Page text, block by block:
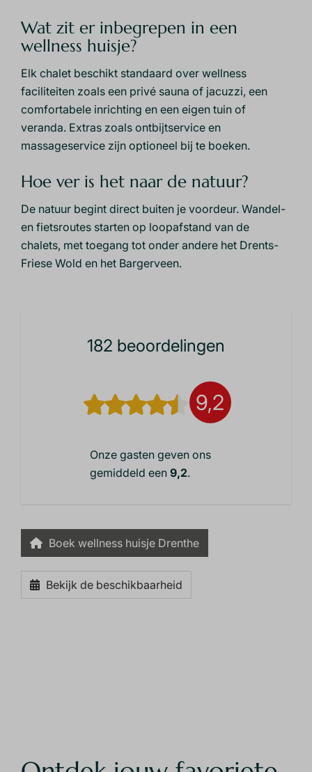
Wat zit er inbegrepen in een
wellness huisje?
Elk chalet beschikt standaard over wellness
faciliteiten zoals een privé sauna of jacuzzi, een
comfortabele inrichting en een eigen tuin of
veranda. Extras zoals ontbijtservice en
massageservice zijn optioneel bij te boeken.
Hoe ver is het naar de natuur?
De natuur begint direct buiten je voordeur. Wandel-
en fietsroutes starten op loopafstand van de
chalets, met toegang tot onder andere het Drents-
Friese Wold en het Bargerveen.
182 beoordelingen
9,2
Onze gasten geven ons
gemiddeld een 9,2.
Boek wellness huisje Drenthe
Bekijk de beschikbaarheid